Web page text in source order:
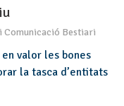
Comunicació Bestiari
valor les bones
la tasca d’entitats